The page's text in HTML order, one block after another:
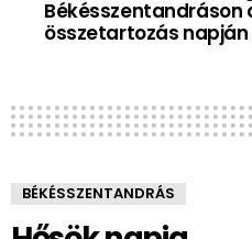
Békésszentandráson
összetartozás napján
BÉKÉSSZENTANDRÁS